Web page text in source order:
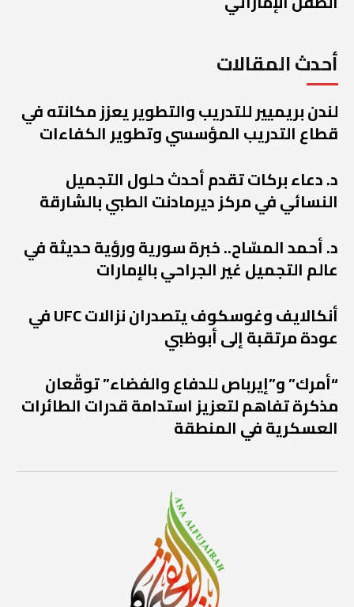
أحدث المقالات
لندن بريميير للتدريب والتطوير يعزز مكانته في
قطاع التدريب المؤسسي وتطوير الكفاءات
د. دعاء بركات تقدم أحدث حلول التجميل
النسائي في مركز ديرمادنت الطبي بالشارقة
د. أحمد المسّاح.. خبرة سورية ورؤية حديثة في
عالم التجميل غير الجراحي بالإمارات
أنكالايف وغوسكوف يتصدران نزالات UFC في
عودة مرتقبة إلى أبوظبي
“أمرك” و”إيرباص للدفاع والفضاء” توقّعان
مذكرة تفاهم لتعزيز استدامة قدرات الطائرات
العسكرية في المنطقة